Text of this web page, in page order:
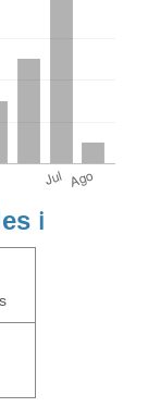
ℹ️